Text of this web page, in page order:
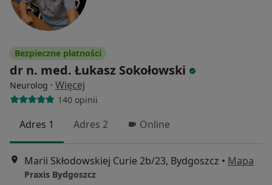
Bezpieczne płatności
dr n. med. Łukasz Sokołowski
Neurolog · Więcej
140 opinii
Adres 1 Adres 2 Online
Marii Skłodowskiej Curie 2b/23, Bydgoszcz • Mapa
Praxis Bydgoszcz